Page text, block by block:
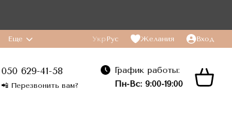
Еще Укр Рус Желания Вход
050 629-41-58
📲 Перезвонить вам?
График работы:
Пн-Вс: 9:00-19:00